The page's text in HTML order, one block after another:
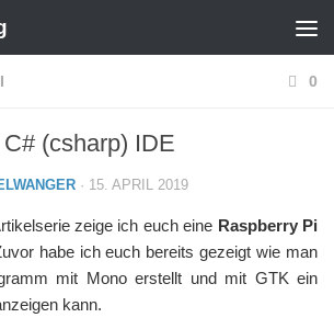
0
(csharp) IDE
· 15. APRIL 2019
zeige ich euch eine Raspberry Pi
habe ich euch bereits gezeigt wie man
mit Mono erstellt und mit GTK ein
kann.